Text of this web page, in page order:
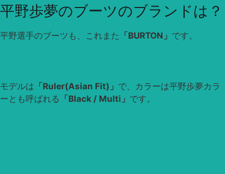
平野歩夢のブーツのブランドは？
平野選手のブーツも、これまた 「BURTON」 です。
モデルは 「Ruler(Asian Fit)」 で、カラーは平野歩夢カラ
ーとも呼ばれる 「Black / Multi」 です。